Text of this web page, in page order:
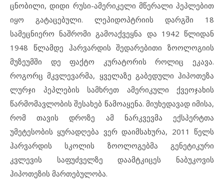
ცნობილი, დიდი რუსი-ამერიკელი მწერალი პეპლებით
იყო გატაცებული. ლეპიდოპტრიის დარგში 18
სამეცნიერო ნაშრომი გამოაქვეყნა და 1942 წლიდან
1948 წლამდე ჰარვარდის შედარებითი ზოოლოგიის
მუზეუმში დე ფაქტო კურატორის როლიც ეკავა.
როგორც მკვლევარმა, ყველაზე გაბედული ჰიპოთეზა
ლურჯი პეპლების სამხრეთ ამერიკული ქვეოჯახის
წარმომავლობის შესახებ წამოაყენა. მიუხედავად იმისა,
რომ თავის დროზე ამ ნარკვევმა ექსპერტთა
უმეტესობის ყურადღება ვერ დაიმსახურა, 2011 წელს
ჰარვარდის სკოლის ზოოლოგებმა გენეტიკური
კვლევის საფუძველზე დაამტკიცეს ნაბუკოვის
ჰიპოთეზის მართებულობა.